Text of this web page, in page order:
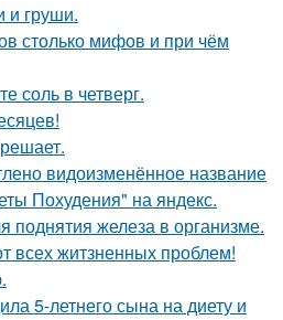
и груши.
столько мифов и при чём
соль в четверг.
видоизменённое название
Похудения" на яндекс.
поднятия железа в организме.
всех житзненных проблем!
5-летнего сына на диету и